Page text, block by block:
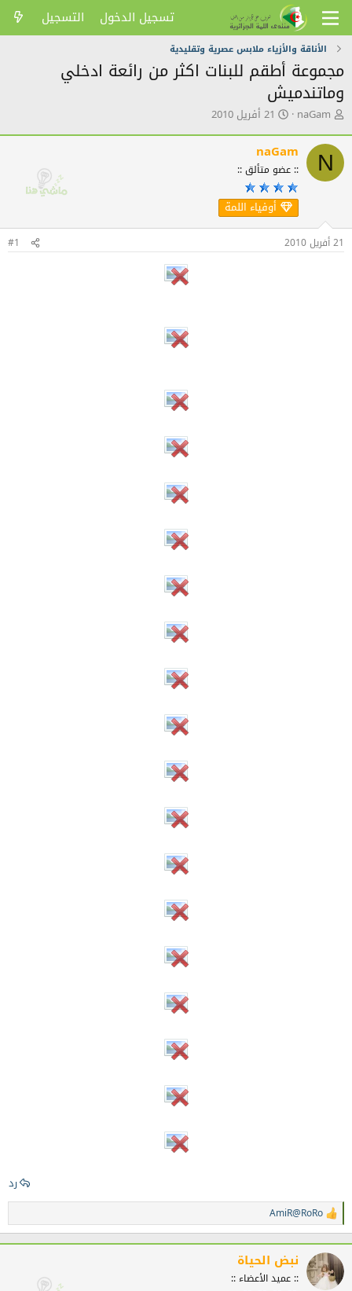
تسجيل الدخول التسجيل
الأناقة والأزياء ملابس عصرية وتقليدية
مجموعة أطقم للبنات اكثر من رائعة ادخلي
وماتندميش
ك
ت
ب
ا
ل
ض
و
ع
naGam ت
ر
ي
خ
ا
ل
ن
ش
21 أفريل 2010
N
naGam
:: عضو متألق ::
أوفياء اللمة
21 أفريل 2010 #1
رد
ا
ل
ت
ف
ا
ع
AmiR@RoRo
نبض الحياة
:: عميد الأعضاء ::